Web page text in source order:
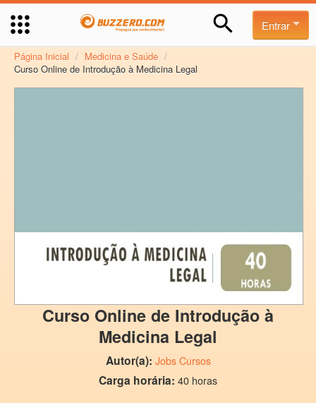
Entrar
Página Inicial / Medicina e Saúde /
Curso Online de Introdução à Medicina Legal
Curso Online de Introdução à
Medicina Legal
Autor(a): Jobs Cursos
Carga horária: 40 horas